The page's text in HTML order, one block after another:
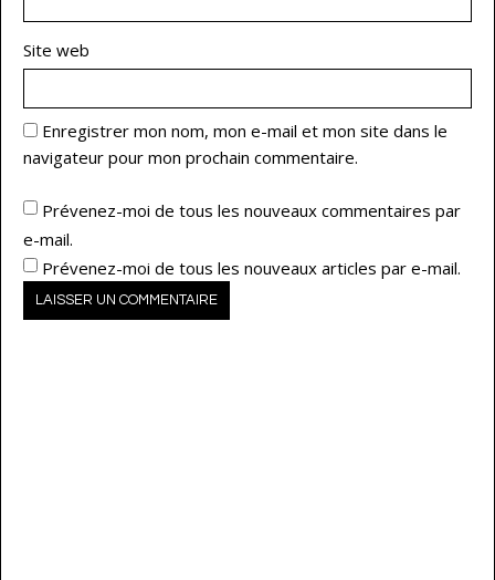
Site web
Enregistrer mon nom, mon e-mail et mon site dans le
navigateur pour mon prochain commentaire.
Prévenez-moi de tous les nouveaux commentaires par
e-mail.
Prévenez-moi de tous les nouveaux articles par e-mail.